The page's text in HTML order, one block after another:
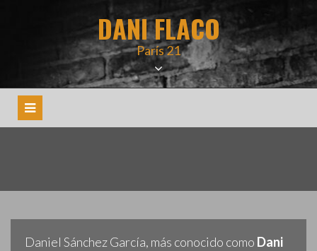
DANI FLACO
París 21
Daniel Sánchez García, más conocido como Dani